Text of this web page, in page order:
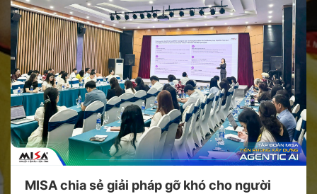
MISA chia sẻ giải pháp gỡ khó cho người